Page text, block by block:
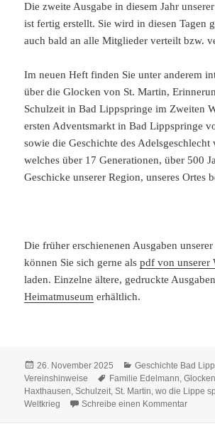
Die zweite Ausgabe in diesem Jahr
ist fertig erstellt. Sie wird in diesen Tagen
auch bald an alle Mitglieder verteilt bzw.
Im neuen Heft finden Sie unter anderem
über die Glocken von St. Martin,
Schulzeit in Bad Lippspringe im Zweiten
ersten Adventsmarkt in Bad Lippspringe
sowie die Geschichte des Adelsgeschlecht
welches über 17 Generationen, über 500
Geschicke unserer Region, unseres Ortes
Die früher erschienenen Ausgaben
können Sie sich gerne alspdf von unserer
laden. Einzelne ältere, gedruckte
Heimatmuseum erhältlich.
Veröffentlicht
am
26. November 2025 Kategorien
Geschichte Bad
Vereinshinweise
Schlagwörter
Familie Edelmann,Glocken
Haxthausen,Schulzeit,St. Martin,wo die Lippe
Weltkrieg
Schreibe einen Kommentarzu wo